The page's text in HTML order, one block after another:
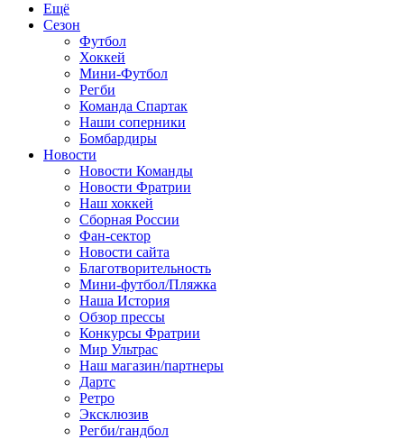
Ещё
Сезон
Футбол
Хоккей
Мини-Футбол
Регби
Команда Спартак
Наши соперники
Бомбардиры
Новости
Новости Команды
Новости Фратрии
Наш хоккей
Сборная России
Фан-cектор
Новости сайта
Благотворительность
Мини-футбол/Пляжка
Наша История
Обзор прессы
Конкурсы Фратрии
Мир Ультрас
Наш магазин/партнеры
Дартс
Ретро
Эксклюзив
Регби/гандбол